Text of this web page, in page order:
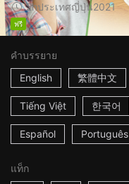
2hประเทศญี่ปุ่น2021
ฟรี
คำบรรยาย
English
繁體中文
Tiếng Việt 한국어
Español Português
แท็ก